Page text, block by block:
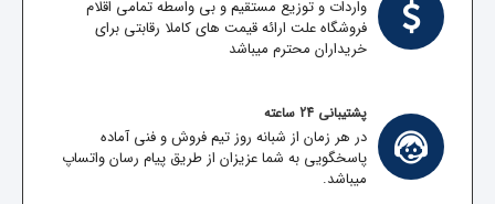
واردات و توزیع مستقیم و بی واسطه تمامی اقلام
فروشگاه علت ارائه قیمت های کاملا رقابتی برای
خریداران محترم میباشد
پشتیبانی 24 ساعته
در هر زمان از شبانه روز تیم فروش و فنی آماده
پاسخگویی به شما عزیزان از طریق پیام رسان واتساپ
میباشد.